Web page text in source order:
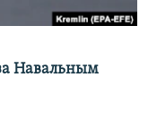
Навальным